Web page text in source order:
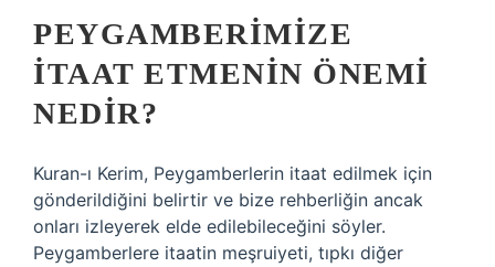
PEYGAMBERIMIZE
ITAAT ETMENIN ÖNEMI
NEDIR?
Kuran-ı Kerim, Peygamberlerin itaat edilmek için
gönderildiğini belirtir ve bize rehberliğin ancak
onları izleyerek elde edilebileceğini söyler.
Peygamberlere itaatin meşruiyeti, tıpkı diğer